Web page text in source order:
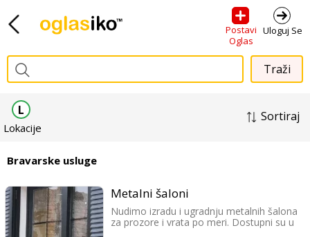
Postavi
Oglas
Uloguj Se
Sortiraj
L
Lokacije
Bravarske usluge
Metalni šaloni
Nudimo izradu i ugradnju metalnih šalona
za prozore i vrata po meri. Dostupni su u